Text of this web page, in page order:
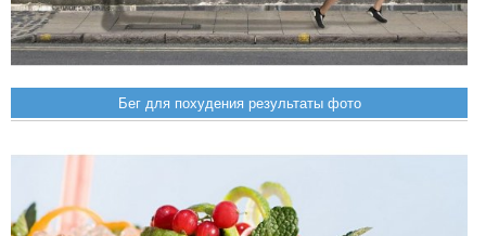
Бег для похудения результаты фото